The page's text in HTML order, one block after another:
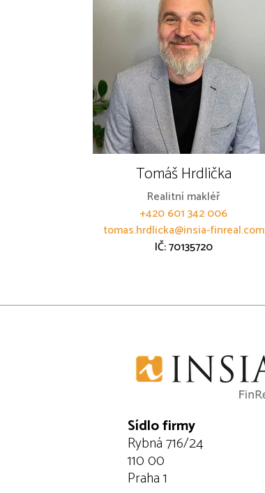
Tomáš Hrdlička
Realitní makléř
+420 601 342 006
tomas.hrdlicka@insia-finreal.com
IČ: 70135720
Sídlo firmy
Rybná 716/24
110 00
Praha 1